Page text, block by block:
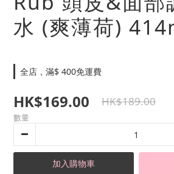
水 (爽薄荷)
全店，滿$ 400免運費
HK$169.00 HK$189.00
數量
加入購物車